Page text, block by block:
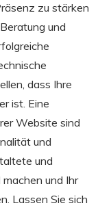
zu stärken
und
dass Ihre
ist. Eine
Website sind
und
und
und Ihr
Lassen Sie sich